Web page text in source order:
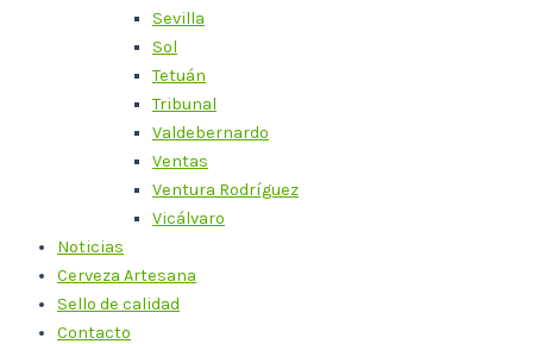
Sevilla
Sol
Tetuán
Tribunal
Valdebernardo
Ventas
Ventura Rodríguez
Vicálvaro
Noticias
Cerveza Artesana
Sello de calidad
Contacto